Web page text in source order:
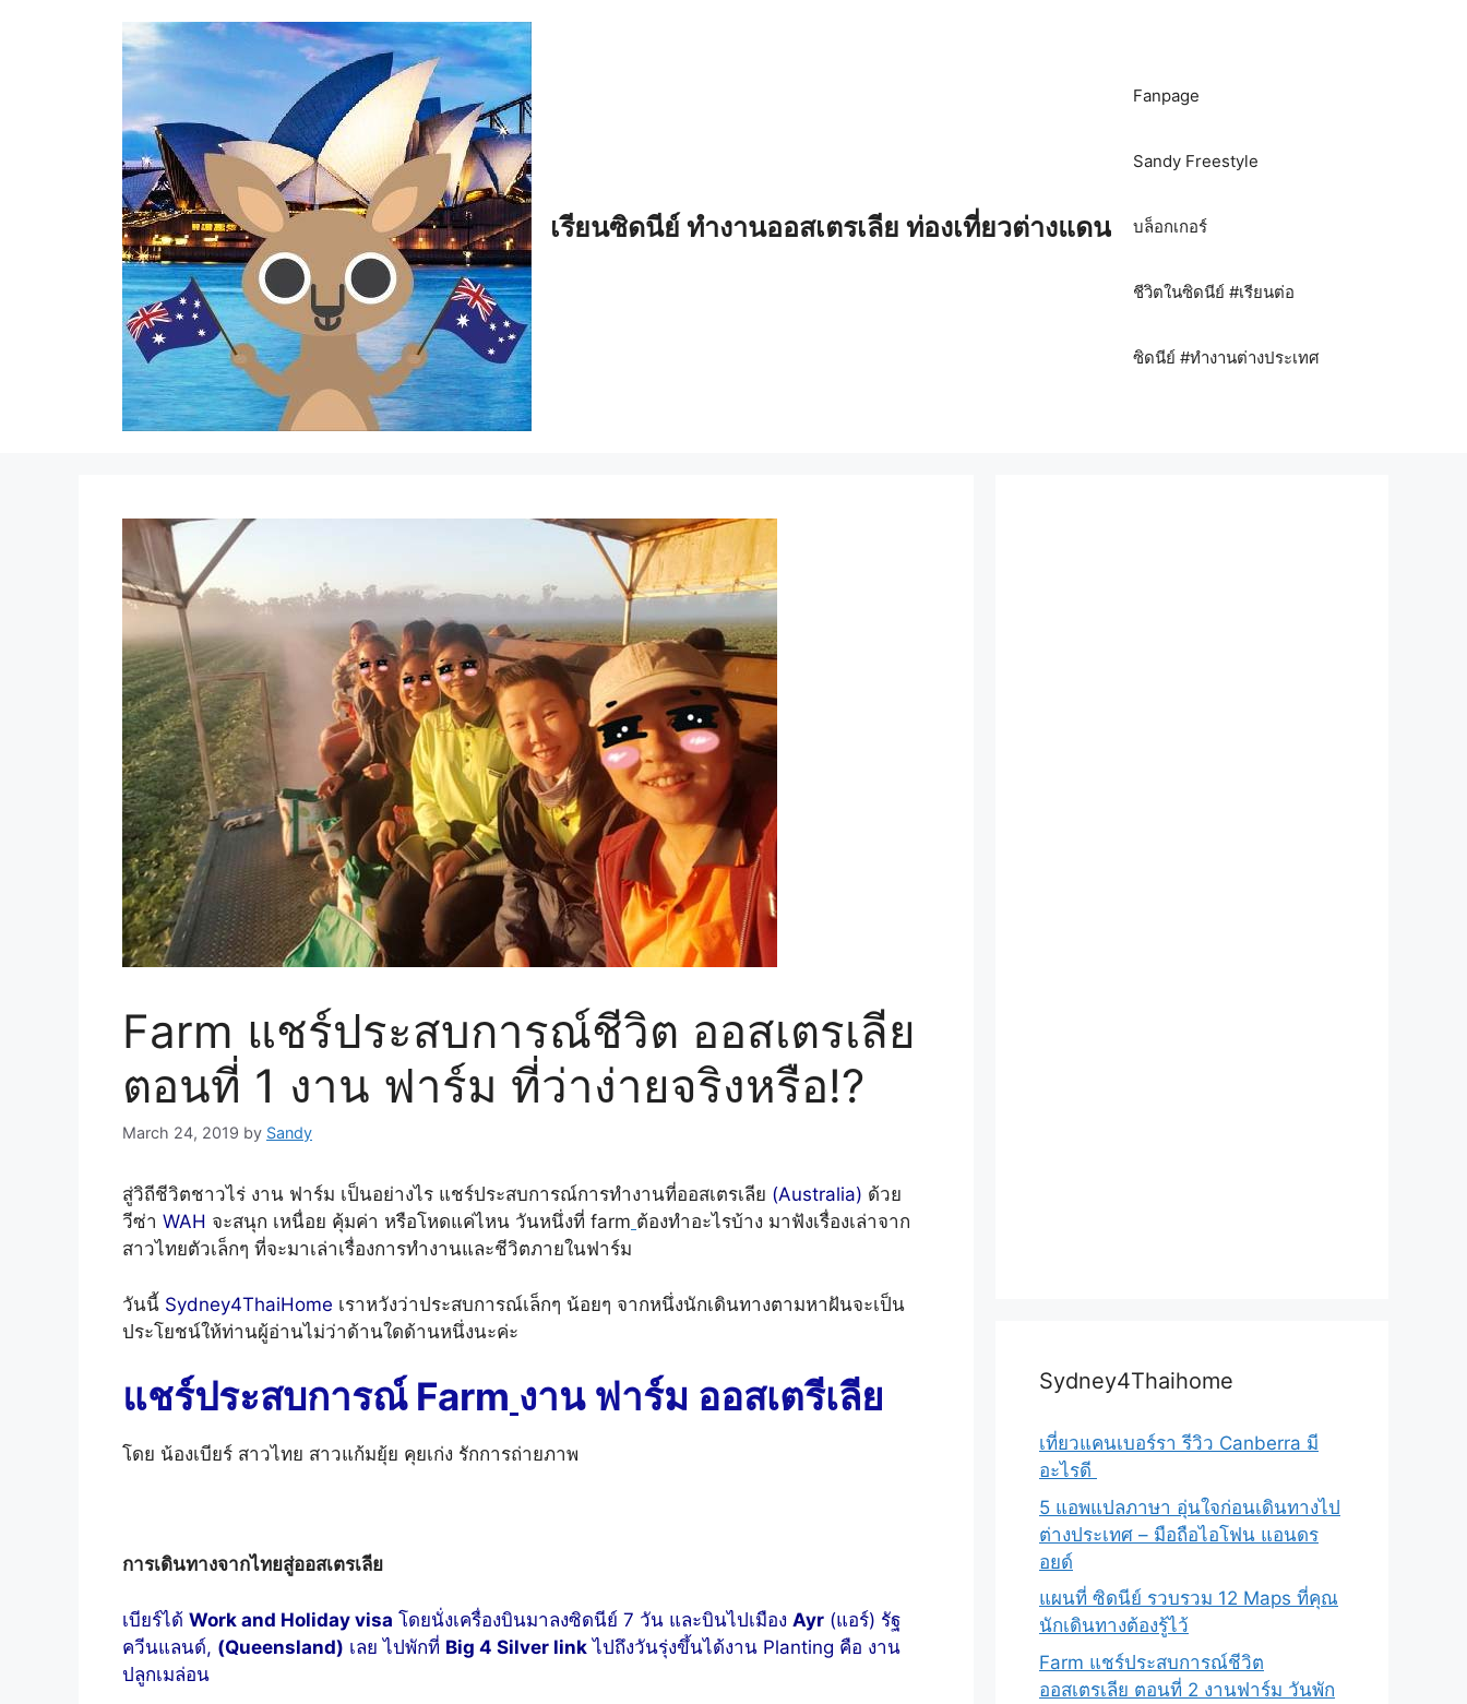
เรียนซิดนีย์ ทำงานออสเตรเลีย ท่องเที่ยวต่างแดน
Fanpage
Sandy Freestyle
บล็อกเกอร์
ชีวิตในซิดนีย์ #เรียนต่อ
ซิดนีย์ #ทำงานต่างประเทศ
Farm แชร์ประสบการณ์ชีวิต ออสเตรเลีย
ตอนที่ 1 งาน ฟาร์ม ที่ว่าง่ายจริงหรือ!?
March 24, 2019 by Sandy
สู่วิถีชีวิตชาวไร่ งาน ฟาร์ม เป็นอย่างไร แชร์ประสบการณ์การทำงานที่ออสเตรเลีย (Australia) ด้วย
วีซ่า WAH จะสนุก เหนื่อย คุ้มค่า หรือโหดแค่ไหน วันหนึ่งที่ farm ต้องทำอะไรบ้าง มาฟังเรื่องเล่าจาก
สาวไทยตัวเล็กๆ ที่จะมาเล่าเรื่องการทำงานและชีวิตภายในฟาร์ม
วันนี้ Sydney4ThaiHome เราหวังว่าประสบการณ์เล็กๆ น้อยๆ จากหนึ่งนักเดินทางตามหาฝันจะเป็น
ประโยชน์ให้ท่านผู้อ่านไม่ว่าด้านใดด้านหนึ่งนะค่ะ
แชร์ประสบการณ์ Farm งาน ฟาร์ม ออสเตรีเลีย
โดย น้องเบียร์ สาวไทย สาวแก้มยุ้ย คุยเก่ง รักการถ่ายภาพ
การเดินทางจากไทยสู่ออสเตรเลีย
เบียร์ได้ Work and Holiday visa โดยนั่งเครื่องบินมาลงซิดนีย์ 7 วัน และบินไปเมือง Ayr (แอร์) รัฐ
ควีนแลนด์, (Queensland) เลย ไปพักที่ Big 4 Silver link ไปถึงวันรุ่งขึ้นได้งาน Planting คือ งาน
ปลูกเมล่อน
Sydney4Thaihome
เที่ยวแคนเบอร์รา รีวิว Canberra มี
อะไรดี
5 แอพแปลภาษา อุ่นใจก่อนเดินทางไป
ต่างประเทศ – มือถือไอโฟน แอนดร
อยด์
แผนที่ ซิดนีย์ รวบรวม 12 Maps ที่คุณ
นักเดินทางต้องรู้ไว้
Farm แชร์ประสบการณ์ชีวิต
ออสเตรเลีย ตอนที่ 2 งานฟาร์ม วันพัก